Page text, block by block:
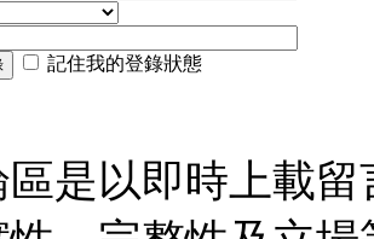
記住我的登錄狀態
是以即時上載